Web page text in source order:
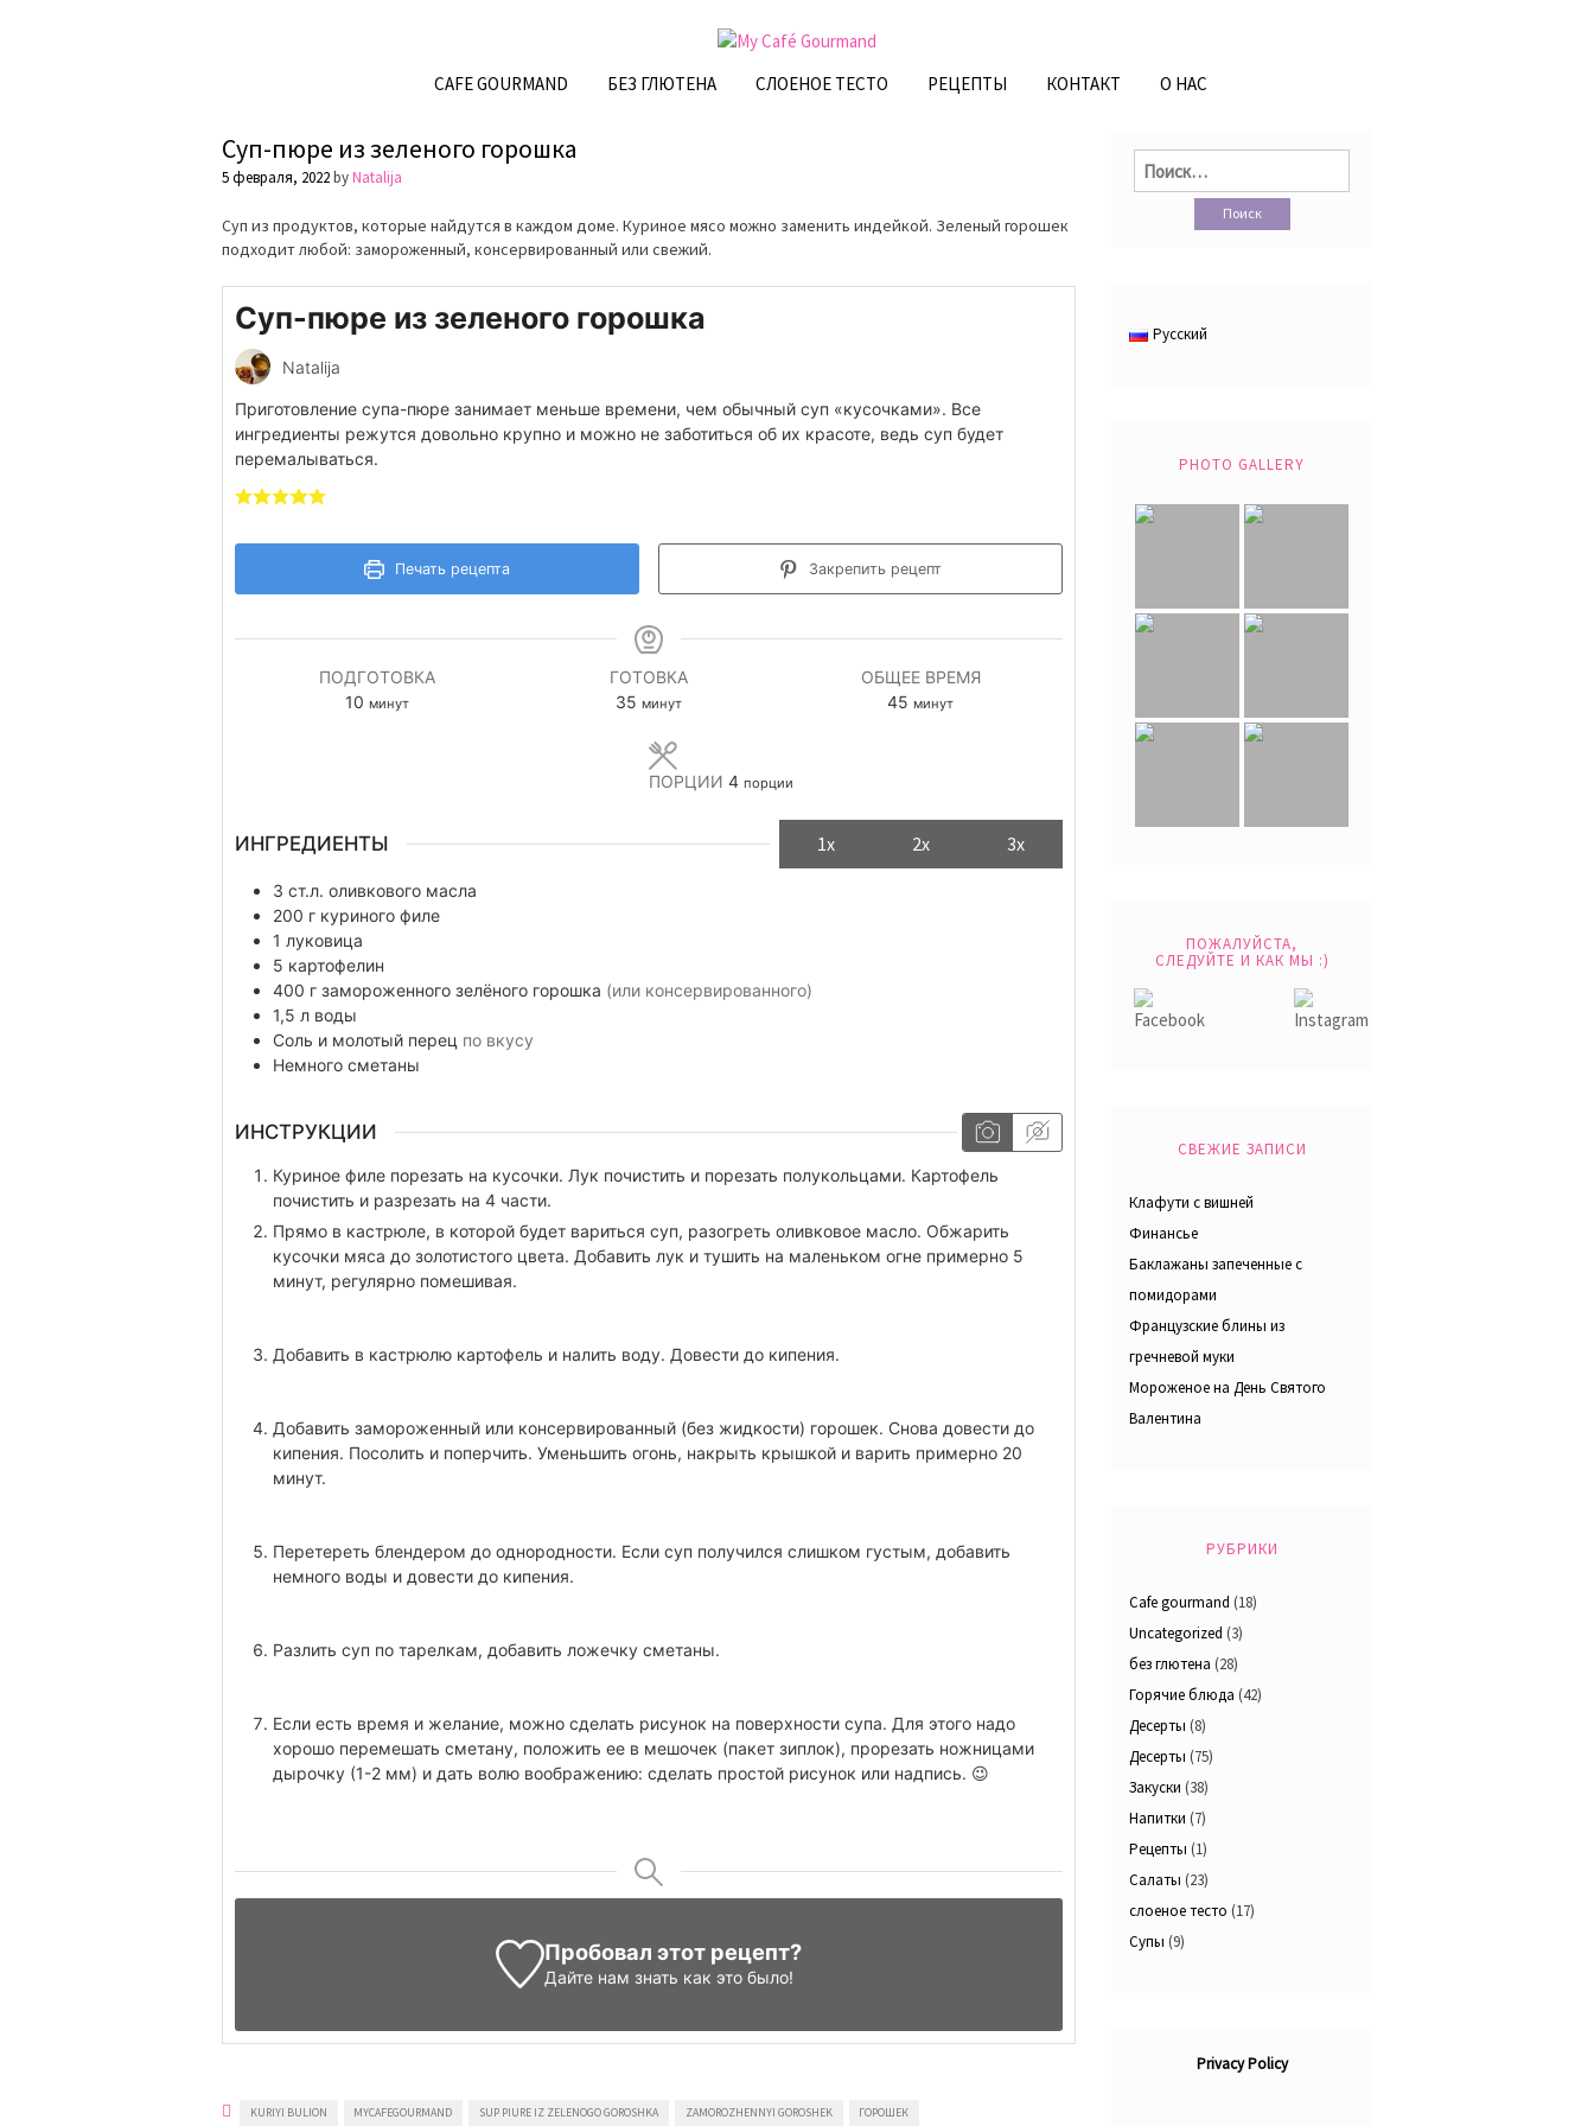
CAFE GOURMAND БЕЗ ГЛЮТЕНА СЛОЕНОЕ ТЕСТО РЕЦЕПТЫ КОНТАКТ О НАС
Суп-пюре из зеленого горошка
5 февраля, 2022byNatalija
Суп из продуктов, которые найдутся в каждом доме. Куриное мясо можно заменить индейкой. Зеленый горошек
подходит любой: замороженный, консервированный или свежий.
Суп-пюре из зеленого горошка
Natalija
Приготовление супа-пюре занимает меньше времени, чем обычный суп «кусочками». Все
ингредиенты режутся довольно крупно и можно не заботиться об их красоте, ведь суп будет
перемалываться.
Печать рецепта Закрепить рецепт
ПОДГОТОВКА
10минуты
минут
ГОТОВКА
35минуты
минут
ОБЩЕЕ ВРЕМЯ
45 минуты
минут
ПОРЦИИ 4 порции
ИНГРЕДИЕНТЫ 1x 2x 3x
3 ст.л. оливкового масла
200 г куриного филе
1 луковица
5 картофелин
400 г замороженного зелёного горошка (или консервированного)
1,5 л воды
Соль и молотый перец по вкусу
Немного сметаны
ИНСТРУКЦИИ
Куриное филе порезать на кусочки. Лук почистить и порезать полукольцами. Картофель
почистить и разрезать на 4 части.
Прямо в кастрюле, в которой будет вариться суп, разогреть оливковое масло. Обжарить
кусочки мяса до золотистого цвета. Добавить лук и тушить на маленьком огне примерно 5
минут, регулярно помешивая.
Добавить в кастрюлю картофель и налить воду. Довести до кипения.
Добавить замороженный или консервированный (без жидкости) горошек. Снова довести до
кипения. Посолить и поперчить. Уменьшить огонь, накрыть крышкой и варить примерно 20
минут.
Перетереть блендером до однородности. Если суп получился слишком густым, добавить
немного воды и довести до кипения.
Разлить суп по тарелкам, добавить ложечку сметаны.
Если есть время и желание, можно сделать рисунок на поверхности супа. Для этого надо
хорошо перемешать сметану, положить ее в мешочек (пакет зиплок), прорезать ножницами
дырочку (1-2 мм) и дать волю воображению: сделать простой рисунок или надпись. 😉
Пробовал этот рецепт?
Дайте нам знать как это было!
KURIYI BULION MYCAFEGOURMAND SUP PIURE IZ ZELENOGO GOROSHKA ZAMOROZHENNYI GOROSHEK ГОРОШЕК
Найти:
Русский
PHOTO GALLERY
ПОЖАЛУЙСТА,
СЛЕДУЙТЕ И КАК МЫ :)
СВЕЖИЕ ЗАПИСИ
Клафути с вишней
Финансье
Баклажаны запеченные с
помидорами
Французские блины из
гречневой муки
Мороженое на День Святого
Валентина
РУБРИКИ
Cafe gourmand (18)
Uncategorized (3)
без глютена (28)
Горячие блюда (42)
Десерты (8)
Десерты (75)
Закуски (38)
Напитки (7)
Рецепты (1)
Салаты (23)
слоеное тесто (17)
Супы (9)
Privacy Policy